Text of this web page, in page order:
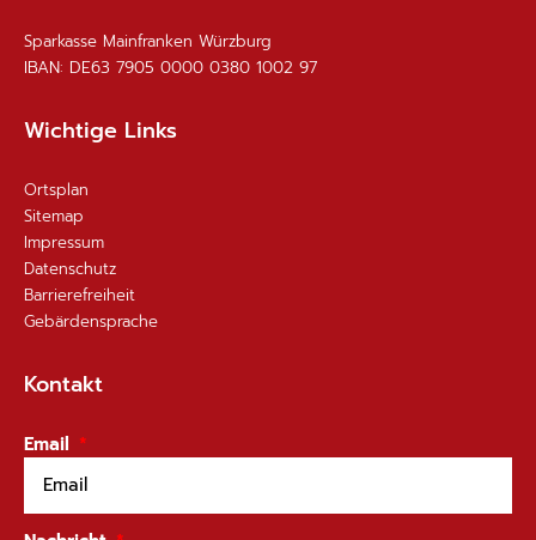
Sparkasse Mainfranken Würzburg
IBAN: DE63 7905 0000 0380 1002 97
Wichtige Links
Ortsplan
Sitemap
Impressum
Datenschutz
Barrierefreiheit
Gebärdensprache
Kontakt
Email